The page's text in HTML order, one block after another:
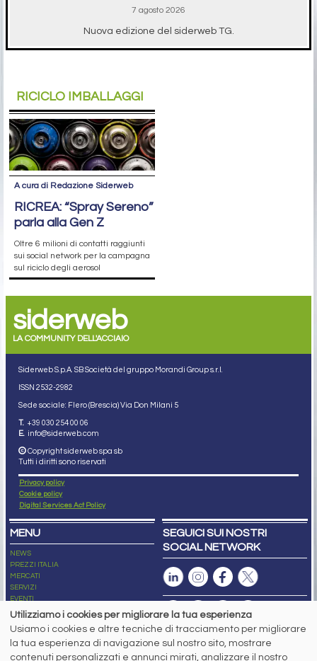
7 agosto 2026
Nuova edizione del siderweb TG.
RICICLO IMBALLAGGI
A cura di Redazione Siderweb
RICREA: “Spray Sereno”
parla alla Gen Z
Oltre 6 milioni di contatti raggiunti
sui social network per la campagna
sul riciclo degli aerosol
siderweb
LA COMMUNITY DELL'ACCIAIO
Siderweb S.p.A. SB Società del gruppo Morandi Group s.r.l.
ISSN 2532-2982
Sede sociale: Flero (Brescia) Via Don Milani 5
T. +39 030 254 00 06
E. info@siderweb.com
Copyright siderweb spa sb
Tutti i diritti sono riservati
Privacy policy
Cookie policy
Digital Services Act Policy
MENU
NEWS
PREZZI ITALIA
MERCATI
SERVIZI
EVENTI
ABBONAMENTI
NEWSLETTER
SEGUICI SUI NOSTRI
SOCIAL NETWORK
Capitale Sociale: 190.000€ interamente versato
Utilizziamo i cookies per migliorare la tua esperienza
Usiamo i cookies e altre tecniche di tracciamento per migliorare
la tua esperienza di navigazione sul nostro sito, mostrare
contenuti personalizzati e annunci mirati, analizzare il nostro